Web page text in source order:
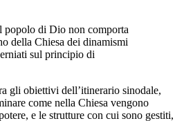
popolo di Dio non comporta
della Chiesa dei dinamismi
sul principio di
gli obiettivi dell’itinerario sinodale,
come nella Chiesa vengono
e le strutture con cui sono gestiti,